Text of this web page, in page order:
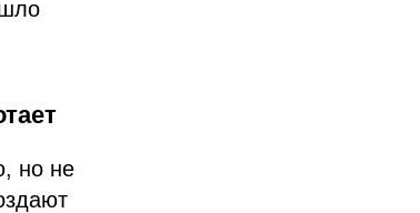
но не